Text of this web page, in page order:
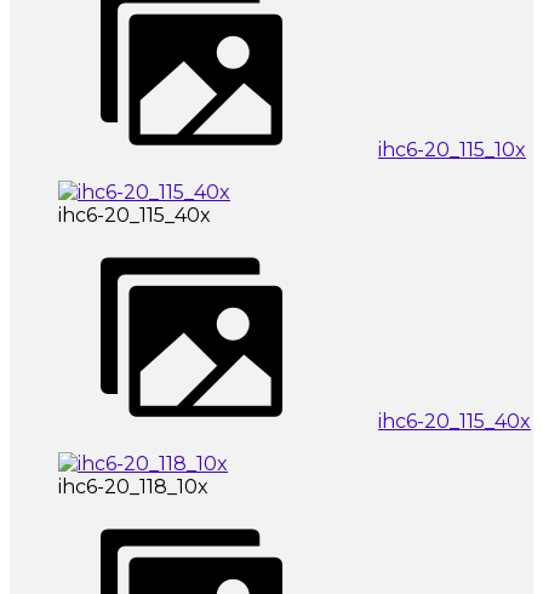
ihc6-20_115_10x
ihc6-20_115_40x
ihc6-20_115_40x
ihc6-20_118_10x